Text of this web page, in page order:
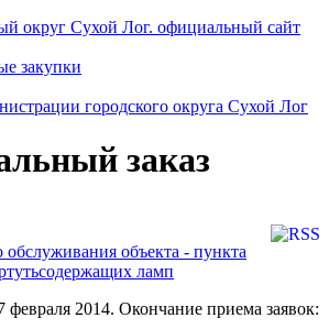
округ Сухой Лог. официальный сайт
закупки
городского округа Сухой Лог
заказ
обслуживания объекта - пункта
ламп
февраля 2014. Окончание приема заявок: